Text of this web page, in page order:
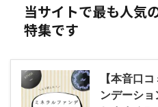
当サイトで最も人気
特集です
【本音口
ンデーシ